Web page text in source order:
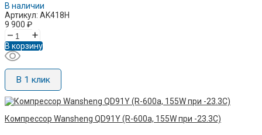
В наличии
Артикул: AK418H
9 900 ₽
– +
В корзину
В 1 клик
Компрессор Wansheng QD91Y (R-600a, 155W при -23.3C)